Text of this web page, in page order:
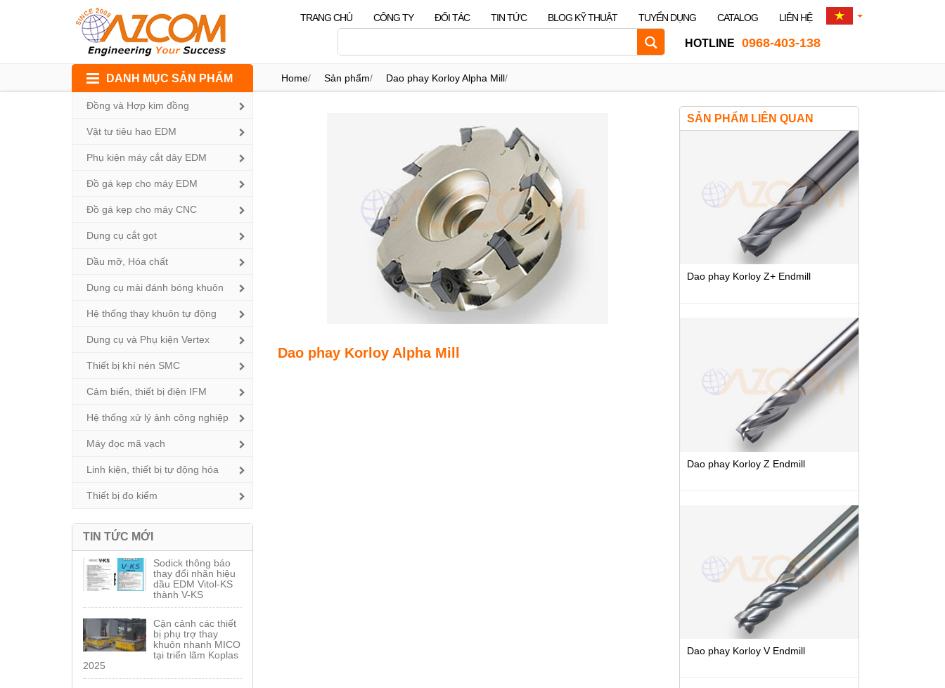
content
TRANG CHỦ CÔNG TY ĐỐI TÁC TIN TỨC BLOG KỸ THUẬT TUYỂN DỤNG CATALOG LIÊN HỆ
HOTLINE 0968-403-138
Home/ Sản phẩm/ Dao phay Korloy Alpha Mill/
DANH MỤC SẢN PHẨM
Đồng và Hợp kim đồng
Vật tư tiêu hao EDM
Phụ kiện máy cắt dây EDM
Đồ gá kẹp cho máy EDM
Đồ gá kẹp cho máy CNC
Dụng cụ cắt gọt
Dầu mỡ, Hóa chất
Dụng cụ mài đánh bóng khuôn
Hệ thống thay khuôn tự động
Dụng cụ và Phụ kiện Vertex
Thiết bị khí nén SMC
Cảm biến, thiết bị điện IFM
Hệ thống xử lý ảnh công nghiệp
Máy đọc mã vạch
Linh kiện, thiết bị tự động hóa
Thiết bị đo kiểm
TIN TỨC MỚI
Sodick thông báo
thay đổi nhãn hiệu
dầu EDM Vitol-KS
thành V-KS
Cận cảnh các thiết
bị phụ trợ thay
khuôn nhanh MICO
tại triển lãm Koplas
2025
Dao phay Korloy Alpha Mill
SẢN PHẨM LIÊN QUAN
Dao phay Korloy Z+ Endmill
Dao phay Korloy Z Endmill
Dao phay Korloy V Endmill